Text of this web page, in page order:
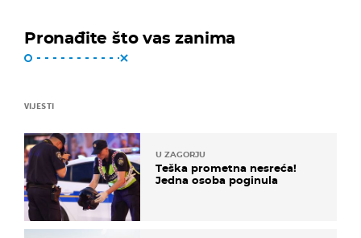
Pronađite što vas zanima
VIJESTI
U ZAGORJU
Teška prometna nesreća!
Jedna osoba poginula